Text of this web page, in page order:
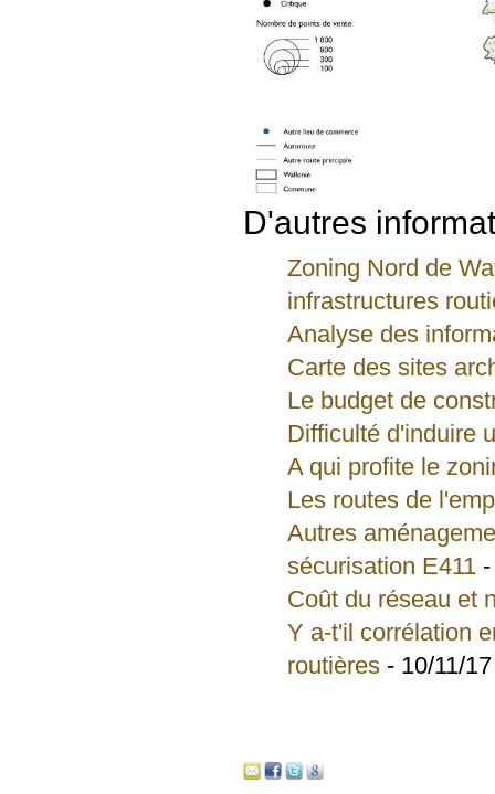
D'autres
Zoning Nord de
infrastructures
Analyse des
Carte des sites
Le budget de
Difficulté d'induire
A qui profite le
Les routes de
Autres
sécurisation E411
Coût du réseau et
Y a-t'il corrélation
routières - 10/11/17